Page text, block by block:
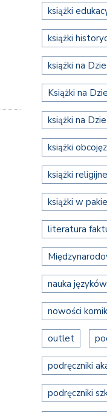
książki
książki
książki na
Książki na
książki na
książki
książki religijne
książki w
literatura
nauka
nowości
outlet
podręczniki
podręczniki